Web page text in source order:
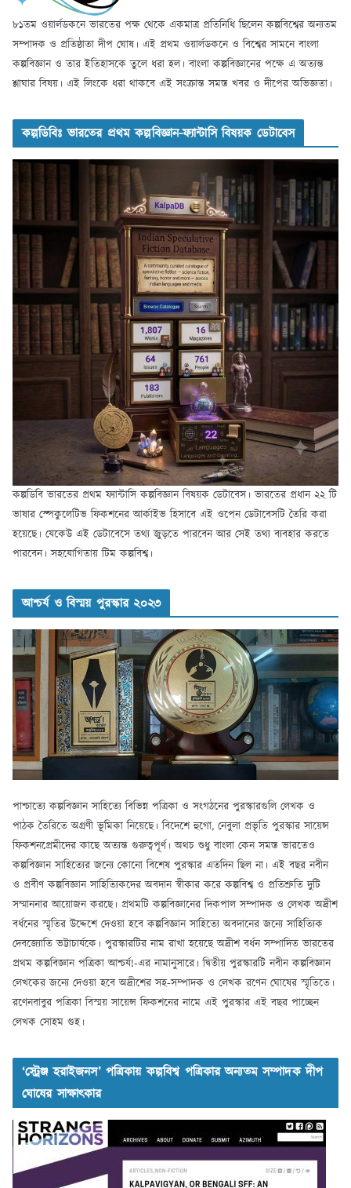
৮১তম ওয়ার্লডকনে ভারতের পক্ষ থেকে একমাত্র প্রতিনিধি ছিলেন কল্পবিশ্বের অন্যতম
সম্পাদক ও প্রতিষ্ঠাতা দীপ ঘোষ। এই প্রথম ওয়ার্লডকনে ও বিশ্বের সামনে বাংলা
কল্পবিজ্ঞান ও তার ইতিহাসকে তুলে ধরা হল। বাংলা কল্পবিজ্ঞানের পক্ষে এ অত্যন্ত
শ্লাঘার বিষয়। এই লিংকে ধরা থাকবে এই সংক্রান্ত সমস্ত খবর ও দীপের অভিজ্ঞতা।
কল্পডিবিঃ ভারতের প্রথম কল্পবিজ্ঞান-ফ্যান্টাসি বিষয়ক ডেটাবেস
কল্পডিবি ভারতের প্রথম ফ্যান্টাসি কল্পবিজ্ঞান বিষয়ক ডেটাবেস। ভারতের প্রধান ২২ টি
ভাষার স্পেকুলেটিভ ফিকশনের আর্কাইভ হিসাবে এই ওপেন ডেটাবেসটি তৈরি করা
হয়েছে। যেকেউ এই ডেটাবেসে তথ্য জুড়তে পারবেন আর সেই তথ্য ব্যবহার করতে
পারবেন। সহযোগিতায় টিম কল্পবিশ্ব।
আশ্চর্য ও বিস্ময় পুরস্কার ২০২৩
পাশ্চাত্যে কল্পবিজ্ঞান সাহিত্যে বিভিন্ন পত্রিকা ও সংগঠনের পুরস্কারগুলি লেখক ও
পাঠক তৈরিতে অগ্রণী ভূমিকা নিয়েছে। বিদেশে হুগো, নেবুলা প্রভৃতি পুরস্কার সায়েন্স
ফিকশনপ্রেমীদের কাছে অত্যন্ত গুরুত্বপূর্ণ। অথচ শুধু বাংলা কেন সমস্ত ভারতেও
কল্পবিজ্ঞান সাহিত্যের জন্যে কোনো বিশেষ পুরস্কার এতদিন ছিল না। এই বছর নবীন
ও প্রবীণ কল্পবিজ্ঞান সাহিত্যিকদের অবদান স্বীকার করে কল্পবিশ্ব ও প্রতিশ্রুতি দুটি
সম্মাননার আয়োজন করছে। প্রথমটি কল্পবিজ্ঞানের দিকপাল সম্পাদক ও লেখক অদ্রীশ
বর্ধনের স্মৃতির উদ্দেশে দেওয়া হবে কল্পবিজ্ঞান সাহিত্যে অবদানের জন্যে সাহিত্যিক
দেবজ্যোতি ভট্টাচার্যকে। পুরস্কারটির নাম রাখা হয়েছে অদ্রীশ বর্ধন সম্পাদিত ভারতের
প্রথম কল্পবিজ্ঞান পত্রিকা আশ্চর্য!-এর নামানুসারে। দ্বিতীয় পুরস্কারটি নবীন কল্পবিজ্ঞান
লেখকের জন্যে দেওয়া হবে অদ্রীশের সহ-সম্পাদক ও লেখক রণেন ঘোষের স্মৃতিতে।
রণেনবাবুর পত্রিকা বিস্ময় সায়েন্স ফিকশনের নামে এই পুরস্কার এই বছর পাচ্ছেন
লেখক সোহম গুহ।
‘স্ট্রেঞ্জ হরাইজনস’ পত্রিকায় কল্পবিশ্ব পত্রিকার অন্যতম সম্পাদক দীপ
ঘোষের সাক্ষাৎকার